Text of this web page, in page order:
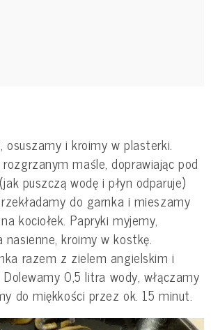
osuszamy i kroimy w plasterki.
maśle, doprawiając pod
puszczą wodę i płyn odparuje)
do garnka i mieszamy
kociołek. Papryki myjemy,
nasienne, kroimy w kostkę.
razem z zielem angielskim i
0,5 litra wody, włączamy
do miękkości przez ok. 15 minut.